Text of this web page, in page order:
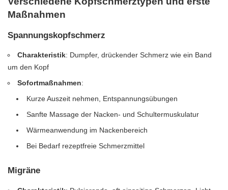
Maßnahmen
Spannungskopfschmerz
Charakteristik: Dumpfer, drückender Schmerz wie ein Band
um den Kopf
Sofortmaßnahmen:
Kurze Auszeit nehmen, Entspannungsübungen
Sanfte Massage der Nacken- und Schultermuskulatur
Wärmeanwendung im Nackenbereich
Bei Bedarf rezeptfreie Schmerzmittel
Migräne